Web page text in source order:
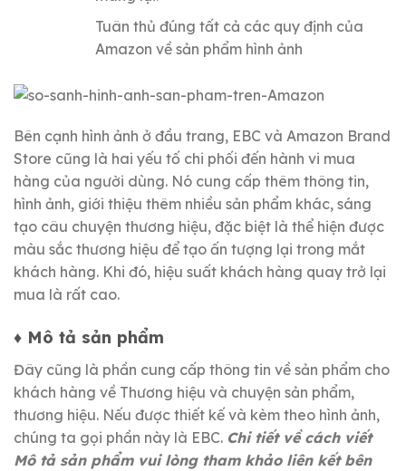
Tuân thủ đúng tất cả các quy định của
Amazon về sản phẩm hình ảnh
Bên cạnh hình ảnh ở đầu trang, EBC và Amazon Brand
Store cũng là hai yếu tố chi phối đến hành vi mua
hàng của người dùng. Nó cung cấp thêm thông tin,
hình ảnh, giới thiệu thêm nhiều sản phẩm khác, sáng
tạo câu chuyện thương hiệu, đặc biệt là thể hiện được
màu sắc thương hiệu để tạo ấn tượng lại trong mắt
khách hàng. Khi đó, hiệu suất khách hàng quay trở lại
mua là rất cao.
♦ Mô tả sản phẩm
Đây cũng là phần cung cấp thông tin về sản phẩm cho
khách hàng về Thương hiệu và chuyện sản phẩm,
thương hiệu. Nếu được thiết kế và kèm theo hình ảnh,
chúng ta gọi phần này là EBC. Chi tiết về cách viết
Mô tả sản phẩm vui lòng tham khảo liên kết bên